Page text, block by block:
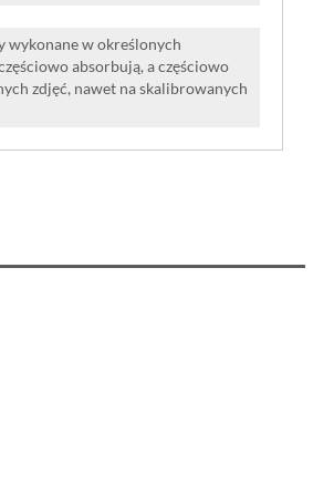
wykonane w określonych
absorbują, a częściowo
zdjęć, nawet na skalibrowanych